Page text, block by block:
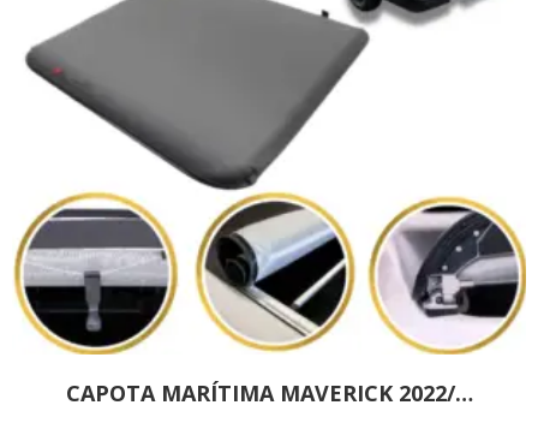
CAPOTA MARÍTIMA MAVERICK 2022/…